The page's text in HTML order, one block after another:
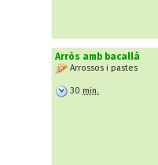
Arròs amb bacallà
Arrossos i pastes
30 min.